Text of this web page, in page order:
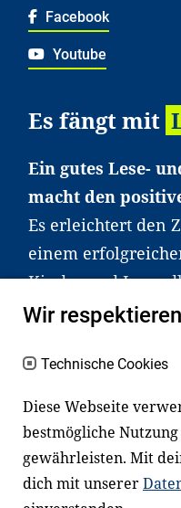
Facebook
Youtube
Es fängt mit
Ein gutes Lese-
macht den
Es erleichtert den
einem
Kinder und
haben aber große
an Familien sowie
Lehrer*innen und
mit Ministerien,
Einrichtungen,
Wir
Technische Cookies
Diese Webseite
bestmögliche
gewährleisten. Mit
dich mit unserer